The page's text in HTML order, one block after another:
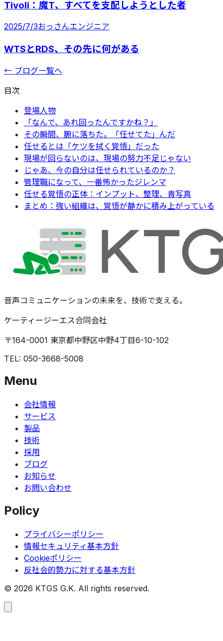
Tivoli：魔T、すべてを支配しようとした者
2025/7/3おっさんエンジニア
WTSとRDS、その先に何がある
← ブログ一覧へ
目次
登場人物
「なんで、あれ回ったんですかね？」
その瞬間、腑に落ちた。「任せてた」んだ
任せるとは「ケツを拭く覚悟」だった
現場が回らないのは、現場の努力不足じゃない
じゃあ、今の自分は任せられているのか？
管理職になって、一番怖かったジレンマ
任せる覚悟の正体：インプット、整理、青写真
まとめ：強い組織は、覚悟が静かに積み上がっている
音声コミュニケーションの未来を、技術で支える。
ケーティージーエス合同会社
〒164-0001 東京都中野区中野4丁目6-10-102
TEL: 050-3668-5008
Menu
会社情報
サービス
製品
技術
採用
ブログ
お知らせ
お問い合わせ
Policy
プライバシーポリシー
情報セキュリティ基本方針
Cookieポリシー
反社会的勢力に対する基本方針
© 2026 KTGS G.K. All rights reserved.